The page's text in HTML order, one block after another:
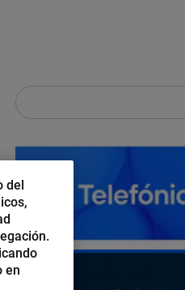
del
en